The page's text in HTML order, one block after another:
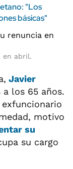
"Los
básicas"
en abril.
Javier
los 65 años.
exfuncionario
motivo
su
su cargo